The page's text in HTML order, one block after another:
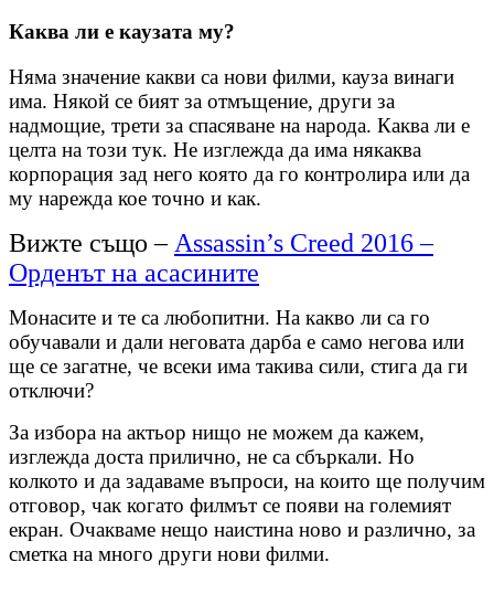
Каква ли е каузата му?
Няма значение какви са нови филми, кауза винаги
има. Някой се бият за отмъщение, други за
надмощие, трети за спасяване на народа. Каква ли е
целта на този тук. Не изглежда да има някаква
корпорация зад него която да го контролира или да
му нарежда кое точно и как.
Вижте също – Assassin’s Creed 2016 –
Орденът на асасините
Монасите и те са любопитни. На какво ли са го
обучавали и дали неговата дарба е само негова или
ще се загатне, че всеки има такива сили, стига да ги
отключи?
За избора на актьор нищо не можем да кажем,
изглежда доста прилично, не са сбъркали. Но
колкото и да задаваме въпроси, на които ще получим
отговор, чак когато филмът се появи на големият
екран. Очакваме нещо наистина ново и различно, за
сметка на много други нови филми.